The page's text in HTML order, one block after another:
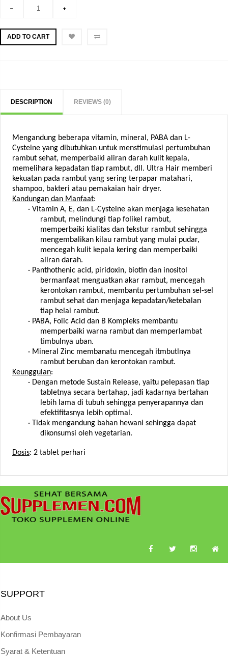
ADD TO CART
DESCRIPTION REVIEWS (0)
Mengandung beberapa vitamin, mineral, PABA dan L-
Cysteine yang dibutuhkan untuk menstimulasi pertumbuhan
rambut sehat, memperbaiki aliran darah kulit kepala,
memelihara kepadatan tiap rambut, dll. Ultra Hair memberi
kekuatan pada rambut yang sering terpapar matahari,
shampoo, bakteri atau pemakaian hair dryer.
Kandungan dan Manfaat:
· Vitamin A, E, dan L-Cysteine akan menjaga kesehatan
rambut, melindungi tiap folikel rambut,
memperbaiki kialitas dan tekstur rambut sehingga
mengembalikan kilau rambut yang mulai pudar,
mencegah kulit kepala kering dan memperbaiki
aliran darah.
· Panthothenic acid, piridoxin, biotin dan inositol
bermanfaat menguatkan akar rambut, mencegah
kerontokan rambut, membantu pertumbuhan sel-sel
rambut sehat dan menjaga kepadatan/ketebalan
tiap helai rambut.
· PABA, Folic Acid dan B Kompleks membantu
memperbaiki warna rambut dan memperlambat
timbulnya uban.
· Mineral Zinc membanatu mencegah itmbutlnya
rambut beruban dan kerontokan rambut.
Keunggulan:
· Dengan metode Sustain Release, yaitu pelepasan tiap
tabletnya secara bertahap, jadi kadarnya bertahan
lebih lama di tubuh sehingga penyerapannya dan
efektifitasnya lebih optimal.
· Tidak mengandung bahan hewani sehingga dapat
dikonsumsi oleh vegetarian.
Dosis: 2 tablet perhari
SUPPORT
About Us
Konfirmasi Pembayaran
Syarat & Ketentuan